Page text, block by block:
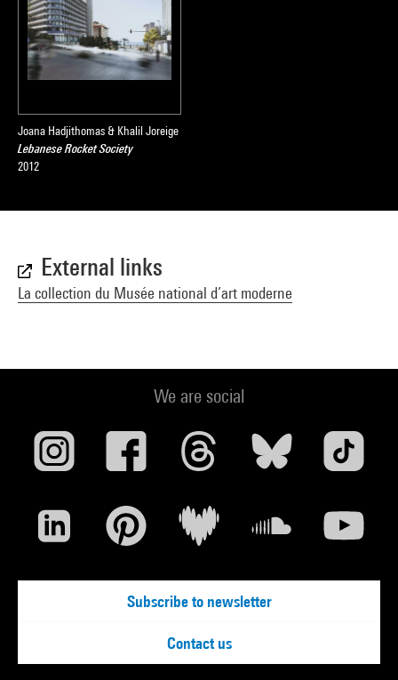
Joana Hadjithomas & Khalil Joreige
Lebanese Rocket Society
2012
External links
La collection du Musée national d’art moderne
We are social
Subscribe to newsletter
Contact us